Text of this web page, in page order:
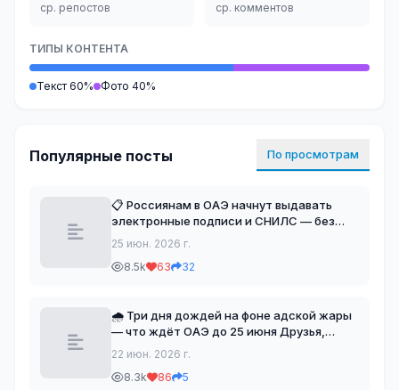
ср. репостов ср. комментов
ТИПЫ КОНТЕНТА
Текст 60% Фото 40%
Популярные посты По просмотрам
📋 Россиянам в ОАЭ начнут выдавать
электронные подписи и СНИЛС — без
поездки на родину Друзья, для тех, кто
документы без перелёта в Россию, есть
25 июн. 2026 г.
8.5k
63 32
🌧 Три дня дождей на фоне адской жары
— что ждёт ОАЭ до 25 июня Друзья,
погода в Эмиратах решила устроить нам
стороны — термометры подбираются к
22 июн. 2026 г.
8.3k
86 5